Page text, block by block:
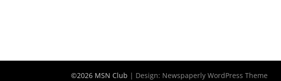
©2026 MSN Club | Design: Newspaperly WordPress Theme